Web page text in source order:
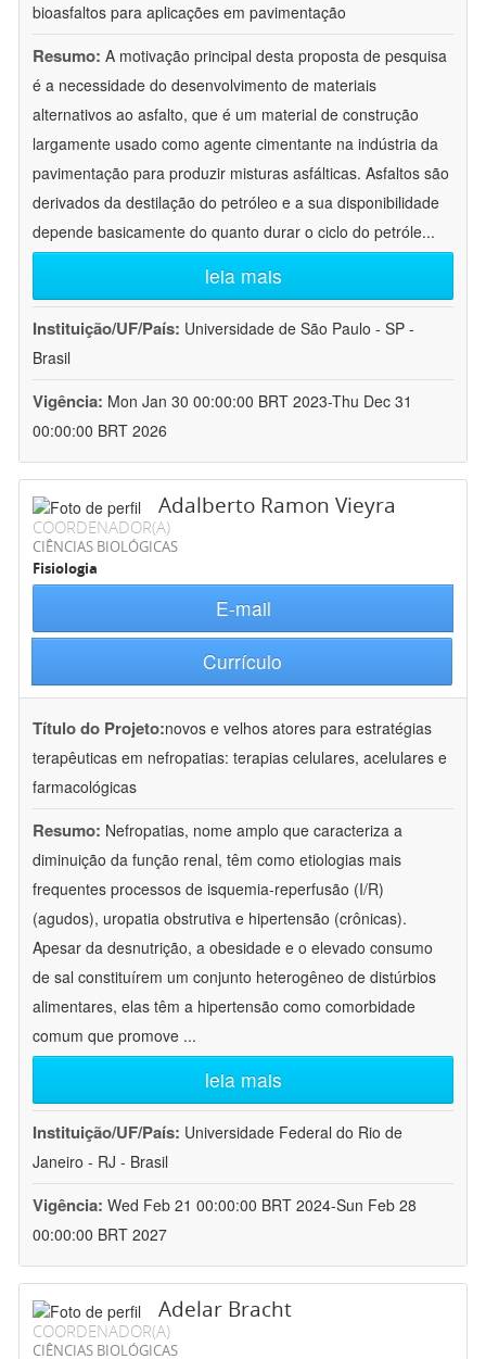
bioasfaltos para aplicações em pavimentação
Resumo: A motivação principal desta proposta de pesquisa
é a necessidade do desenvolvimento de materiais
alternativos ao asfalto, que é um material de construção
largamente usado como agente cimentante na indústria da
pavimentação para produzir misturas asfálticas. Asfaltos são
derivados da destilação do petróleo e a sua disponibilidade
depende basicamente do quanto durar o ciclo do petróle...
leia mais
Instituição/UF/País: Universidade de São Paulo - SP -
Brasil
Vigência: Mon Jan 30 00:00:00 BRT 2023-Thu Dec 31
00:00:00 BRT 2026
Adalberto Ramon Vieyra
COORDENADOR(A)
CIÊNCIAS BIOLÓGICAS
Fisiologia
E-mail
Currículo
Título do Projeto:novos e velhos atores para estratégias
terapêuticas em nefropatias: terapias celulares, acelulares e
farmacológicas
Resumo: Nefropatias, nome amplo que caracteriza a
diminuição da função renal, têm como etiologias mais
frequentes processos de isquemia-reperfusão (I/R)
(agudos), uropatia obstrutiva e hipertensão (crônicas).
Apesar da desnutrição, a obesidade e o elevado consumo
de sal constituírem um conjunto heterogêneo de distúrbios
alimentares, elas têm a hipertensão como comorbidade
comum que promove ...
leia mais
Instituição/UF/País: Universidade Federal do Rio de
Janeiro - RJ - Brasil
Vigência: Wed Feb 21 00:00:00 BRT 2024-Sun Feb 28
00:00:00 BRT 2027
Adelar Bracht
COORDENADOR(A)
CIÊNCIAS BIOLÓGICAS